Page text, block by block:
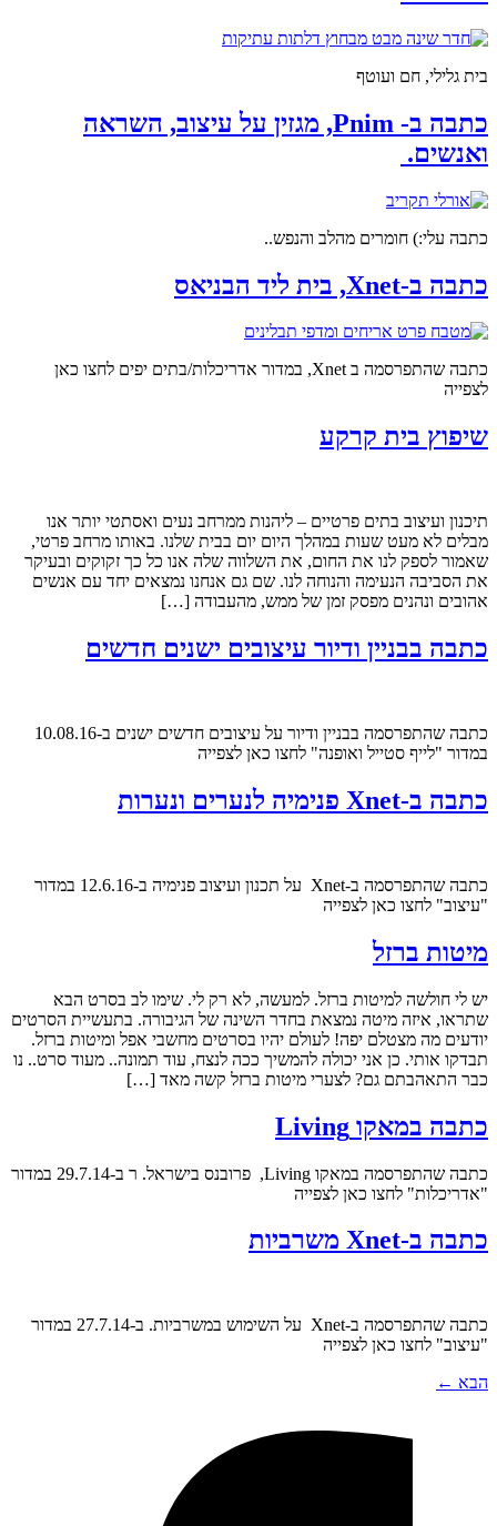
בית גלילי, חם ועוטף
כתבה ב- Pnim, מגזין על עיצוב, השראה
ואנשים.
כתבה עלי:) חומרים מהלב והנפש..
כתבה ב-Xnet, בית ליד הבניאס
כתבה שהתפרסמה ב Xnet, במדור אדריכלות/בתים יפים לחצו כאן
לצפייה
שיפוץ בית קרקע
תיכנון ועיצוב בתים פרטיים – ליהנות ממרחב נעים ואסתטי יותר אנו
מבלים לא מעט שעות במהלך היום יום בבית שלנו. באותו מרחב פרטי,
שאמור לספק לנו את החום, את השלווה שלה אנו כל כך זקוקים ובעיקר
את הסביבה הנעימה והנוחה לנו. שם גם אנחנו נמצאים יחד עם אנשים
אהובים ונהנים מפסק זמן של ממש, מהעבודה […]
כתבה בבניין ודיור עיצובים ישנים חדשים
כתבה שהתפרסמה בבניין ודיור על עיצובים חדשים ישנים ב-10.08.16
במדור "לייף סטייל ואופנה" לחצו כאן לצפייה
כתבה ב-Xnet פנימיה לנערים ונערות
כתבה שהתפרסמה ב-Xnet על תכנון ועיצוב פנימיה ב-12.6.16 במדור
"עיצוב" לחצו כאן לצפייה
מיטות ברזל
יש לי חולשה למיטות ברזל. למעשה, לא רק לי. שימו לב בסרט הבא
שתראו, איזה מיטה נמצאת בחדר השינה של הגיבורה. בתעשיית הסרטים
יודעים מה מצטלם יפה! לעולם יהיו בסרטים מחשבי אפל ומיטות ברזל.
תבדקו אותי. כן אני יכולה להמשיך ככה לנצח, עוד תמונה.. מעוד סרט.. נו
כבר התאהבתם גם? לצערי מיטות ברזל קשה מאד […]
כתבה במאקו Living
כתבה שהתפרסמה במאקו Living, פרובנס בישראל. ר ב-29.7.14 במדור
"אדריכלות" לחצו כאן לצפייה
כתבה ב-Xnet משרביות
כתבה שהתפרסמה ב-Xnet על השימוש במשרביות. ב-27.7.14 במדור
"עיצוב" לחצו כאן לצפייה
הבא ←